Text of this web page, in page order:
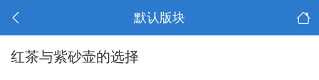
默认版块
红茶与紫砂壶的选择